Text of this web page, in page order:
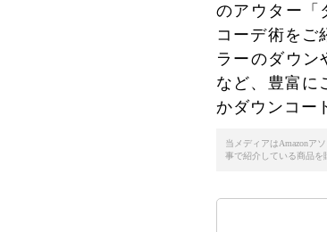
のアウター「
コーデ術をご
ラーのダウン
など、豊富に
かダウンコー
当メディアはAmazonア
事で紹介している商品を